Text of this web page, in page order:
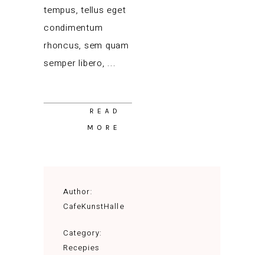
tempus, tellus eget
condimentum
rhoncus, sem quam
semper libero,
READ
MORE
Author:
CafeKunstHalle
Category:
Recepies